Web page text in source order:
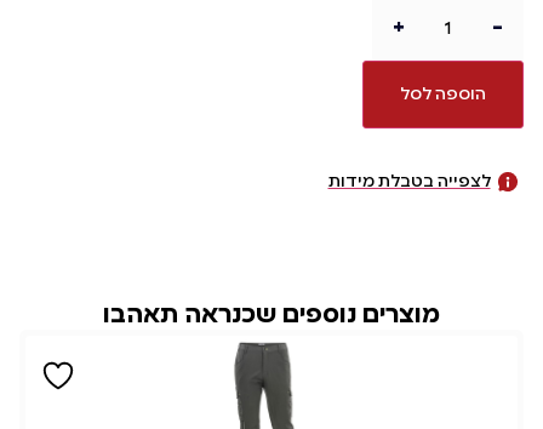
-
+
הוספה לסל
לצפייה בטבלת מידות
מוצרים נוספים שכנראה תאהבו